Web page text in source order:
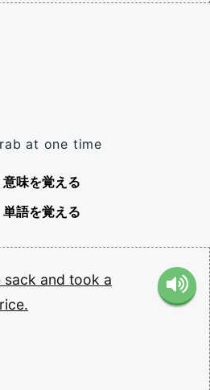
at one time
意味を覚える
単語を覚える
sack and took a
rice.